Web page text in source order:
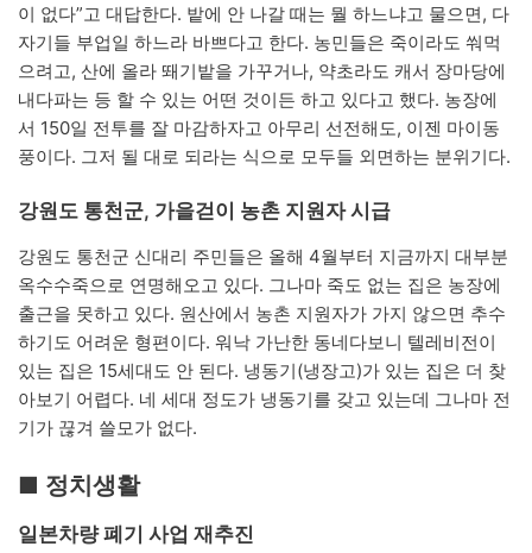
이 없다”고 대답한다. 밭에 안 나갈 때는 뭘 하느냐고 물으면, 다
자기들 부업일 하느라 바쁘다고 한다. 농민들은 죽이라도 쒀먹
으려고, 산에 올라 뙈기밭을 가꾸거나, 약초라도 캐서 장마당에
내다파는 등 할 수 있는 어떤 것이든 하고 있다고 했다. 농장에
서 150일 전투를 잘 마감하자고 아무리 선전해도, 이젠 마이동
풍이다. 그저 될 대로 되라는 식으로 모두들 외면하는 분위기다.
강원도 통천군, 가을걷이 농촌 지원자 시급
강원도 통천군 신대리 주민들은 올해 4월부터 지금까지 대부분
옥수수죽으로 연명해오고 있다. 그나마 죽도 없는 집은 농장에
출근을 못하고 있다. 원산에서 농촌 지원자가 가지 않으면 추수
하기도 어려운 형편이다. 워낙 가난한 동네다보니 텔레비전이
있는 집은 15세대도 안 된다. 냉동기(냉장고)가 있는 집은 더 찾
아보기 어렵다. 네 세대 정도가 냉동기를 갖고 있는데 그나마 전
기가 끊겨 쓸모가 없다.
■ 정치생활
일본차량 폐기 사업 재추진